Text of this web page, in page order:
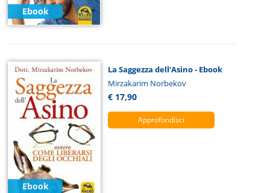
Ebook
Ebook
La Saggezza dell'Asino - Ebook
Mirzakarim Norbekov
€ 17,90
Approfondisci